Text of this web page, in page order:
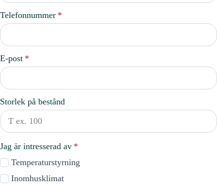
Telefonnummer *
E-post *
Storlek på bestånd
Jag är intresserad av *
Temperaturstyrning
Inomhusklimat